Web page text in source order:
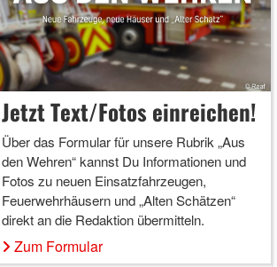
Jetzt Text/Fotos einreichen!
Über das Formular für unsere Rubrik „Aus
den Wehren“ kannst Du Informationen und
Fotos zu neuen Einsatzfahrzeugen,
Feuerwehrhäusern und „Alten Schätzen“
direkt an die Redaktion übermitteln.
Zum Formular